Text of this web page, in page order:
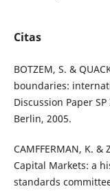
Citas
BOTZEM, S. &
boundaries:
Discussion Paper
Berlin, 2005.
CAMFFERMAN, K.
Capital Markets: a
standards